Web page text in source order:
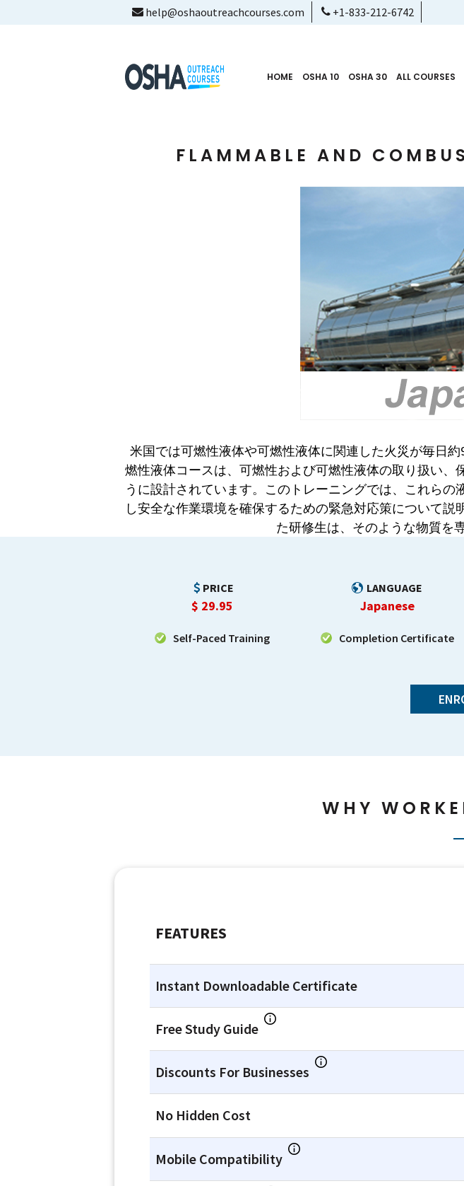
help@oshaoutreachcourses.com +1-833-212-6742
HOME OSHA 10 OSHA 30 ALL COURSES
FLAMMABLE AND
米国では可燃性液体や可燃性液体に関連した火災が毎日
燃性液体コースは、可燃性および可燃性液体の取り扱い
うに設計されています。このトレーニングでは、これら
し安全な作業環境を確保するための緊急対応策について
た研修生は、そのような物質を
PRICE
$ 29.95
Self-Paced Training
LANGUAGE
Japanese
Completion Certificate
WHY
FEATURES
Instant Downloadable Certificate
Free Study Guide
Discounts For Businesses
No Hidden Cost
Mobile Compatibility